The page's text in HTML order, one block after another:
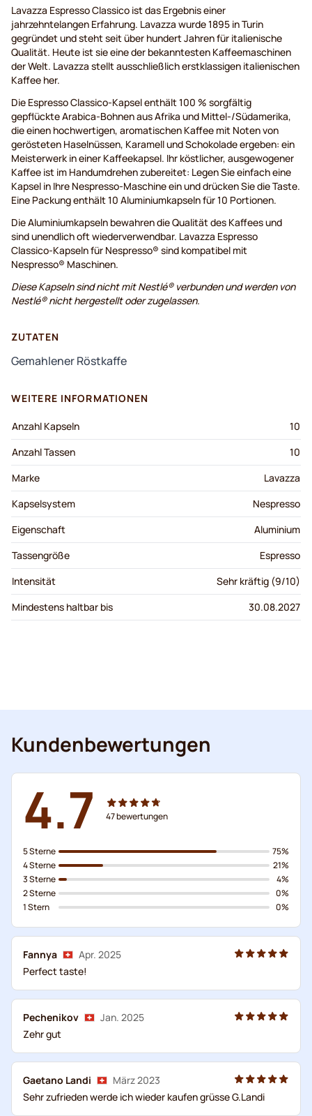
Lavazza Espresso Classico ist das Ergebnis einer
jahrzehntelangen Erfahrung. Lavazza wurde 1895 in Turin
gegründet und steht seit über hundert Jahren für italienische
Qualität. Heute ist sie eine der bekanntesten Kaffeemaschinen
der Welt. Lavazza stellt ausschließlich erstklassigen italienischen
Kaffee her.
Die Espresso Classico-Kapsel enthält 100 % sorgfältig
gepflückte Arabica-Bohnen aus Afrika und Mittel-/Südamerika,
die einen hochwertigen, aromatischen Kaffee mit Noten von
gerösteten Haselnüssen, Karamell und Schokolade ergeben: ein
Meisterwerk in einer Kaffeekapsel. Ihr köstlicher, ausgewogener
Kaffee ist im Handumdrehen zubereitet: Legen Sie einfach eine
Kapsel in Ihre Nespresso-Maschine ein und drücken Sie die Taste.
Eine Packung enthält 10 Aluminiumkapseln für 10 Portionen.
Die Aluminiumkapseln bewahren die Qualität des Kaffees und
sind unendlich oft wiederverwendbar. Lavazza Espresso
Classico-Kapseln für Nespresso® sind kompatibel mit
Nespresso® Maschinen.
Diese Kapseln sind nicht mit Nestlé® verbunden und werden von
Nestlé® nicht hergestellt oder zugelassen.
ZUTATEN
Gemahlener Röstkaffe
WEITERE INFORMATIONEN
Anzahl Kapseln
10
Anzahl Tassen
10
Marke
Lavazza
Kapselsystem
Nespresso
Eigenschaft
Aluminium
Tassengröße
Espresso
Intensität
Sehr kräftig (9/10)
Mindestens haltbar bis
30.08.2027
Kundenbewertungen
4.7 47bewertungen
5 Sterne
4 Sterne
3 Sterne
2 Sterne
1 Stern
75%
21%
4%
0%
0%
Fannya
Apr. 2025
Perfect taste!
Pechenikov
Jan. 2025
Zehr gut
Gaetano Landi
März 2023
Sehr zufrieden werde ich wieder kaufen grüsse G.Landi